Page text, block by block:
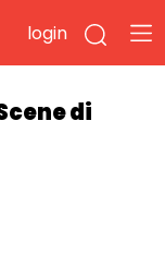
login
di